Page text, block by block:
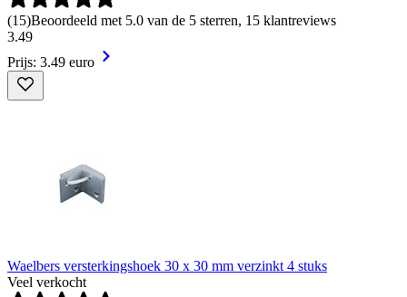
(15)Beoordeeld met 5.0 van de 5 sterren, 15 klantreviews
3.49
Prijs: 3.49 euro
Waelbers versterkingshoek 30 x 30 mm verzinkt 4 stuks
Veel verkocht